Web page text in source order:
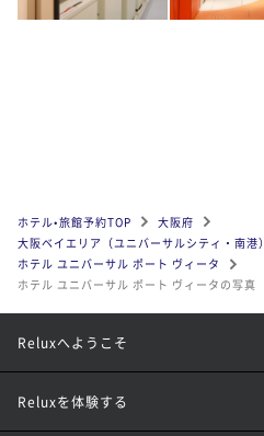
ホテル•旅館予約TOP
大阪府
大阪ベイエリア（ユニバーサルシティ・南港）
ホテル ユニバーサル ポート ヴィータ
ホテル ユニバーサル ポート ヴィータの写真
Reluxへようこそ
Reluxを体験する